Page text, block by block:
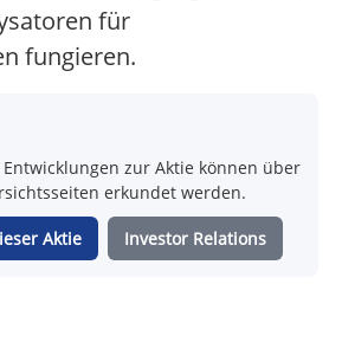
für
fungieren.
zur Aktie können über
erkundet werden.
Aktie Investor Relations